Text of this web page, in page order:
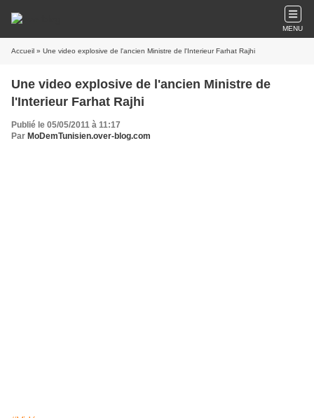
MENU
Accueil » Une video explosive de l'ancien Ministre de l'Interieur Farhat Rajhi
Une video explosive de l'ancien Ministre de
l'Interieur Farhat Rajhi
Publié le 05/05/2011 à 11:17
Par MoDemTunisien.over-blog.com